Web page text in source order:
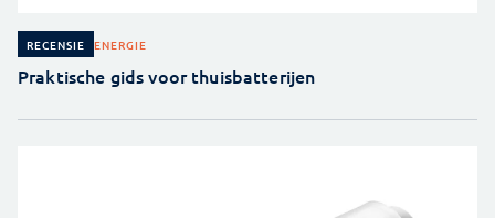
RECENSIE ENERGIE
Praktische gids voor thuisbatterijen